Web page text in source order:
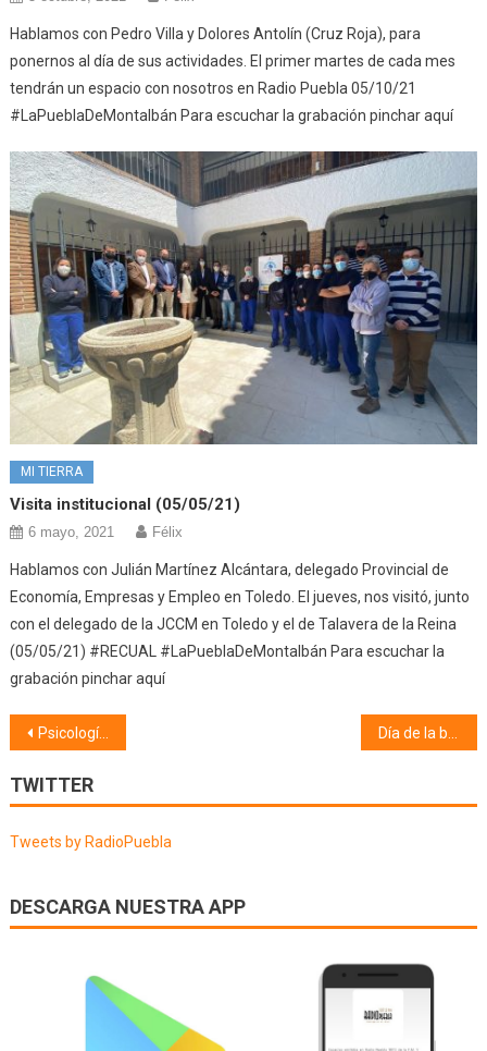
Hablamos con Pedro Villa y Dolores Antolín (Cruz Roja), para
ponernos al día de sus actividades. El primer martes de cada mes
tendrán un espacio con nosotros en Radio Puebla 05/10/21
#LaPueblaDeMontalbán Para escuchar la grabación pinchar aquí
MI TIERRA
Visita institucional (05/05/21)
6 mayo, 2021 Félix
Hablamos con Julián Martínez Alcántara, delegado Provincial de
Economía, Empresas y Empleo en Toledo. El jueves, nos visitó, junto
con el delegado de la JCCM en Toledo y el de Talavera de la Reina
(05/05/21) #RECUAL #LaPueblaDeMontalbán Para escuchar la
grabación pinchar aquí
Navegación
de
entradas
Psicología (25/06/26)
TWITTER
Tweets by RadioPuebla
DESCARGA NUESTRA APP